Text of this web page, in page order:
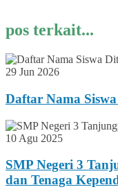
pos terkait...
29 Jun 2026
Daftar Nama
10 Agu 2025
SMP Negeri 3
dan Tenaga